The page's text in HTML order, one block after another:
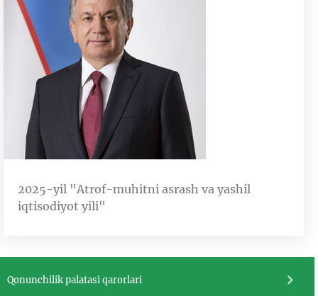
2025-yil "Atrof-muhitni asrash va yashil
iqtisodiyot yili"
Qonunchilik palatasi qarorlari